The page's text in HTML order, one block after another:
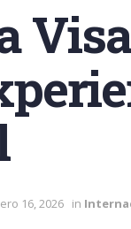
16, 2026 in